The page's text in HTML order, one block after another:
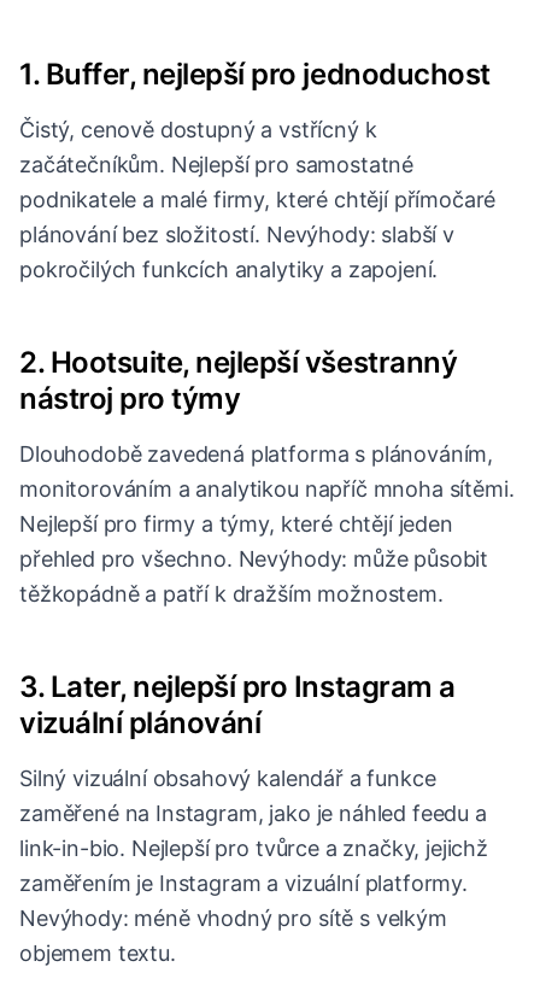
1. Buffer, nejlepší pro jednoduchost
Čistý, cenově dostupný a vstřícný k
začátečníkům. Nejlepší pro samostatné
podnikatele a malé firmy, které chtějí přímočaré
plánování bez složitostí. Nevýhody: slabší v
pokročilých funkcích analytiky a zapojení.
2. Hootsuite, nejlepší všestranný
nástroj pro týmy
Dlouhodobě zavedená platforma s plánováním,
monitorováním a analytikou napříč mnoha sítěmi.
Nejlepší pro firmy a týmy, které chtějí jeden
přehled pro všechno. Nevýhody: může působit
těžkopádně a patří k dražším možnostem.
3. Later, nejlepší pro Instagram a
vizuální plánování
Silný vizuální obsahový kalendář a funkce
zaměřené na Instagram, jako je náhled feedu a
link-in-bio. Nejlepší pro tvůrce a značky, jejichž
zaměřením je Instagram a vizuální platformy.
Nevýhody: méně vhodný pro sítě s velkým
objemem textu.